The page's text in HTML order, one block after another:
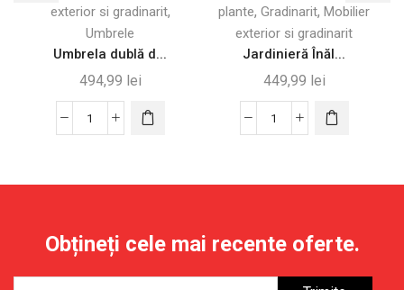
exterior si gradinarit,
Umbrele
Umbrela dublă d...
494,99 lei
Cantitate
460x270
cm,
Cafea
plante, Gradinarit, Mobilier
exterior si gradinarit
Jardinieră Înăl...
449,99 lei
Cantitate
cu
3
Suporturi
Obțineți cele mai recente oferte.